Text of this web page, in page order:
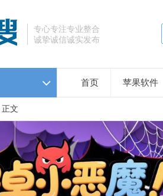
专心专注专业整合
诚挚诚信诚实发布
首页 苹果软件
正文